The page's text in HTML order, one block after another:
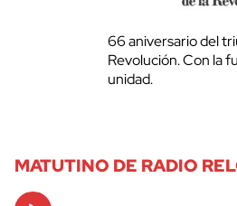
66 aniversario del
Revolución. Con la
unidad.
MATUTINO DE RADIO
Audio